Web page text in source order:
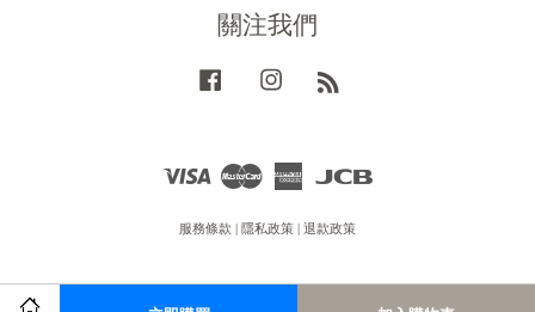
關注我們
Facebook Instagram
Visa
American
服務條款 | 隱私政策 | 退款政策